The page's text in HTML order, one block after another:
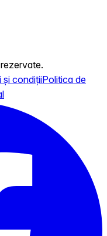
și condițiiPolitica de